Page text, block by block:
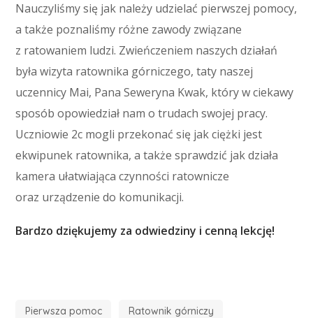
Nauczyliśmy się jak należy udzielać pierwszej pomocy,
a także poznaliśmy różne zawody związane
z ratowaniem ludzi. Zwieńczeniem naszych działań
była wizyta ratownika górniczego, taty naszej
uczennicy Mai, Pana Seweryna Kwak, który w ciekawy
sposób opowiedział nam o trudach swojej pracy.
Uczniowie 2c mogli przekonać się jak ciężki jest
ekwipunek ratownika, a także sprawdzić jak działa
kamera ułatwiająca czynności ratownicze
oraz urządzenie do komunikacji.
Bardzo dziękujemy za odwiedziny i cenną lekcję!
Pierwsza pomoc Ratownik górniczy